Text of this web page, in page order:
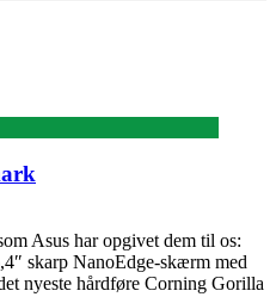
Asus har opgivet dem til os:
skarp NanoEdge-skærm med
nyeste hårdføre Corning Gorilla